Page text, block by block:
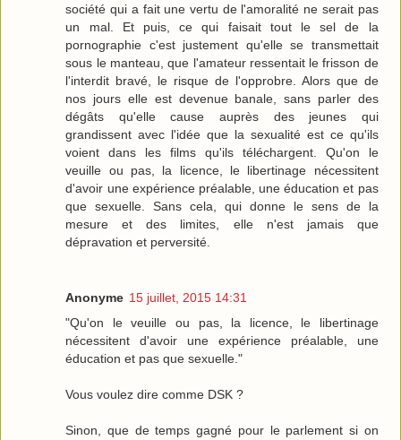
société qui a fait une vertu de l'amoralité ne serait pas
un mal. Et puis, ce qui faisait tout le sel de la
pornographie c'est justement qu'elle se transmettait
sous le manteau, que l'amateur ressentait le frisson de
l'interdit bravé, le risque de l'opprobre. Alors que de
nos jours elle est devenue banale, sans parler des
dégâts qu'elle cause auprès des jeunes qui
grandissent avec l'idée que la sexualité est ce qu'ils
voient dans les films qu'ils téléchargent. Qu'on le
veuille ou pas, la licence, le libertinage nécessitent
d'avoir une expérience préalable, une éducation et pas
que sexuelle. Sans cela, qui donne le sens de la
mesure et des limites, elle n'est jamais que
dépravation et perversité.
Anonyme 15 juillet, 2015 14:31
"Qu'on le veuille ou pas, la licence, le libertinage
nécessitent d'avoir une expérience préalable, une
éducation et pas que sexuelle."
Vous voulez dire comme DSK ?
Sinon, que de temps gagné pour le parlement si on